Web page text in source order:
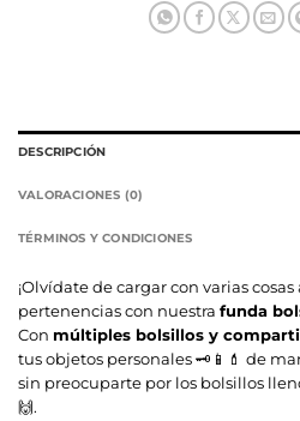
DESCRIPCIÓN
VALORACIONES (0)
TÉRMINOS Y CONDICIONES
¡Olvídate de cargar con varias cosas
pertenencias con nuestra funda
Con múltiples bolsillos y
tus objetos personales 🗝📱💄 de
sin preocuparte por los bolsillos
🙌.